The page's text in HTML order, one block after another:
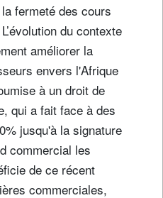
fermeté des cours
du contexte
améliorer la
envers l'Afrique
à un droit de
qui a fait face à des
jusqu'à la signature
commercial les
de ce récent
commerciales,